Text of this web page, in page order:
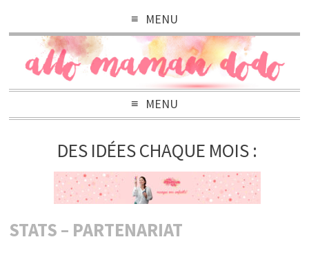
MENU
MENU
DES IDÉES CHAQUE MOIS :
STATS – PARTENARIAT